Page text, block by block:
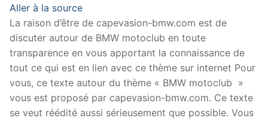
Aller à la source
La raison d’être de capevasion-bmw.com est de
discuter autour de BMW motoclub en toute
transparence en vous apportant la connaissance de
tout ce qui est en lien avec ce thème sur internet Pour
vous, ce texte autour du thème « BMW motoclub »
vous est proposé par capevasion-bmw.com. Ce texte
se veut réédité aussi sérieusement que possible. Vous